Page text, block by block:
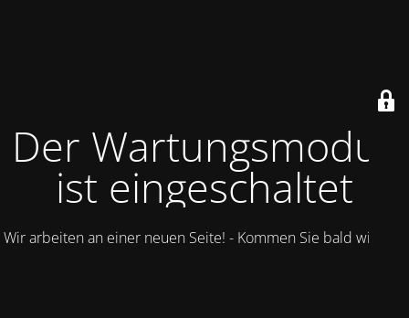
Der Wartungsmodus
ist eingeschaltet
Wir arbeiten an einer neuen Seite! - Kommen Sie bald wieder.